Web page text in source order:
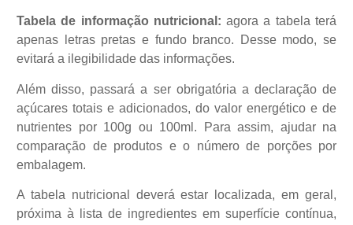
Tabela de informação nutricional: agora a tabela terá
apenas letras pretas e fundo branco. Desse modo, se
evitará a ilegibilidade das informações.
Além disso, passará a ser obrigatória a declaração de
açúcares totais e adicionados, do valor energético e de
nutrientes por 100g ou 100ml. Para assim, ajudar na
comparação de produtos e o número de porções por
embalagem.
A tabela nutricional deverá estar localizada, em geral,
próxima à lista de ingredientes em superfície contínua,